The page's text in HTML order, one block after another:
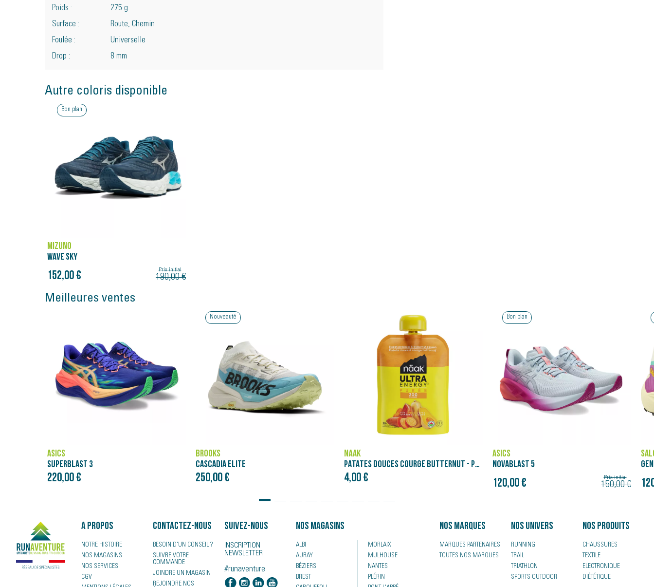
Poids :
275 g
Surface :
Route, Chemin
Foulée :
Universelle
Drop :
8 mm
Autre coloris disponible
Bon plan
MIZUNO
WAVE SKY
152,00 € Prix initial
190,00 €
Meilleures ventes
ASICS
SUPERBLAST 3
220,00 €
Nouveauté
BROOKS
CASCADIA ELITE
250,00 €
NÄAK
PATATES DOUCES COURGE BUTTERNUT - PURÉE NÄAK ULTRA ENERGY™ (90G)
4,00 €
Bon plan
ASICS
NOVABLAST 5
120,00 € Prix initial
150,00 €
À propos
NOTRE HISTOIRE
NOS MAGASINS
NOS SERVICES
CGV
Contactez-nous
BESOIN D'UN CONSEIL ?
SUIVRE VOTRE
COMMANDE
JOINDRE UN MAGASIN
REJOINDRE NOS
Suivez-nous
INSCRIPTION
NEWSLETTER
#runaventure
Nos magasins
ALBI
AURAY
BÉZIERS
BREST
MORLAIX
MULHOUSE
NANTES
PLÉRIN
Nos marques
MARQUES PARTENAIRES
TOUTES NOS MARQUES
Nos univers
RUNNING
TRAIL
TRIATHLON
SPORTS OUTDOOR
Nos produits
CHAUSSURES
TEXTILE
ELECTRONIQUE
DIÉTÉTIQUE